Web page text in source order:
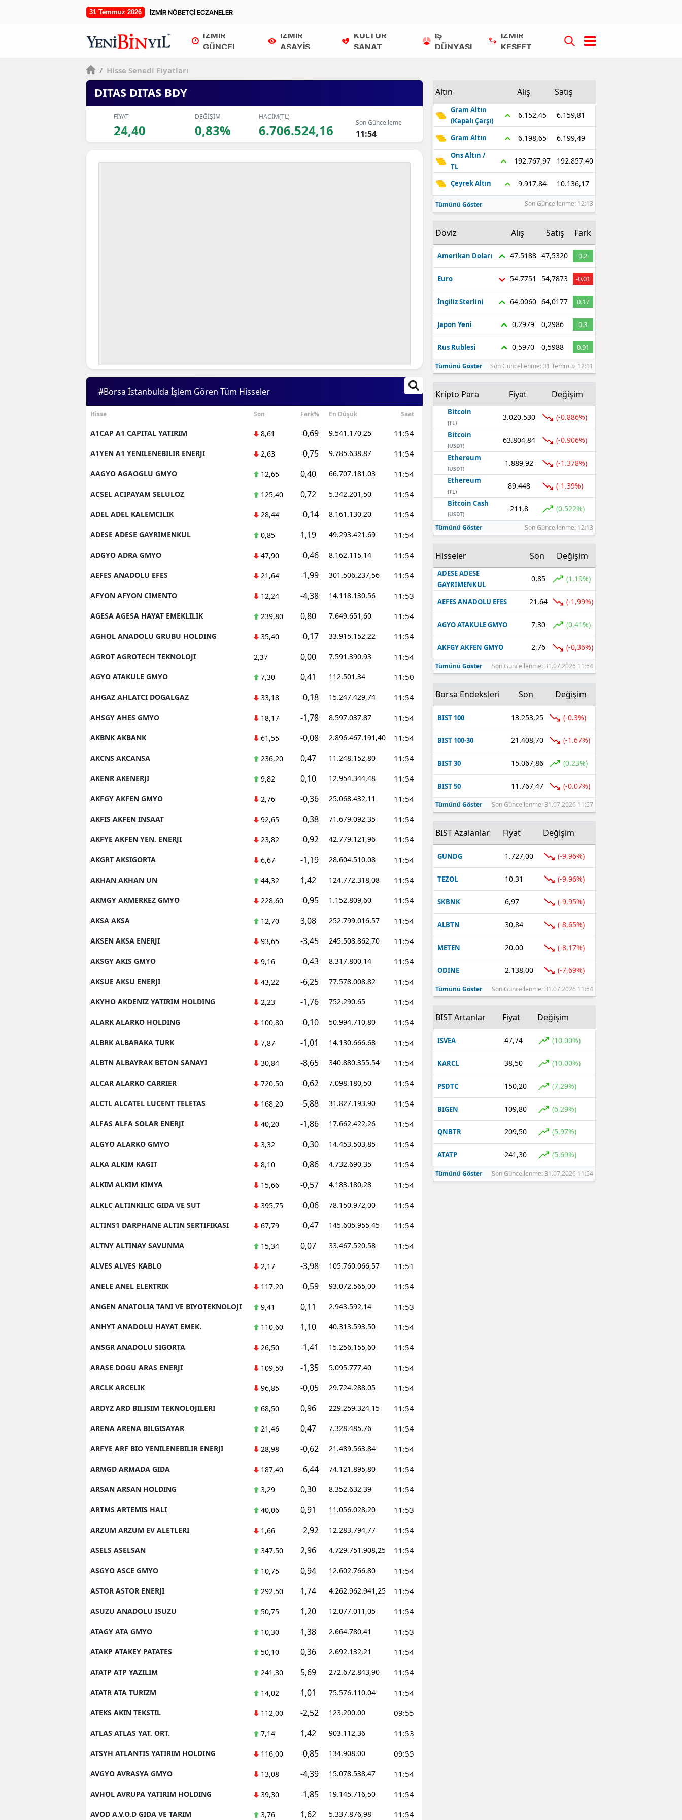
31 Temmuz 2026 İZMİR NÖBETÇİ ECZANELER
İZMİR
GÜNCEL
İZMİR
ASAYİŞ
KÜLTÜR
SANAT
İŞ
DÜNYASI
İZMİR
KEŞFET
/ Hisse Senedi Fiyatları
DITAS DITAS BDY
FİYAT
24,40
DEĞİŞİM
0,83%
HACİM(TL)
6.706.524,16 Son Güncelleme
11:54
#Borsa İstanbulda İşlem Gören Tüm Hisseler
Hisse Son Fark% En Düşük Saat
A1CAP A1 CAPITAL YATIRIM 8,61 -0,69 9.541.170,25 11:54
A1YEN A1 YENILENEBILIR ENERJI 2,63 -0,75 9.785.638,87 11:54
AAGYO AGAOGLU GMYO 12,65 0,40 66.707.181,03 11:54
ACSEL ACIPAYAM SELULOZ 125,40 0,72 5.342.201,50 11:54
ADEL ADEL KALEMCILIK 28,44 -0,14 8.161.130,20 11:54
ADESE ADESE GAYRIMENKUL 0,85 1,19 49.293.421,69 11:54
ADGYO ADRA GMYO 47,90 -0,46 8.162.115,14 11:54
AEFES ANADOLU EFES 21,64 -1,99 301.506.237,56 11:54
AFYON AFYON CIMENTO 12,24 -4,38 14.118.130,56 11:53
AGESA AGESA HAYAT EMEKLILIK 239,80 0,80 7.649.651,60 11:54
AGHOL ANADOLU GRUBU HOLDING 35,40 -0,17 33.915.152,22 11:54
AGROT AGROTECH TEKNOLOJI 2,37 0,00 7.591.390,93 11:54
AGYO ATAKULE GMYO 7,30 0,41 112.501,34 11:50
AHGAZ AHLATCI DOGALGAZ 33,18 -0,18 15.247.429,74 11:54
AHSGY AHES GMYO 18,17 -1,78 8.597.037,87 11:54
AKBNK AKBANK 61,55 -0,08 2.896.467.191,40 11:54
AKCNS AKCANSA 236,20 0,47 11.248.152,80 11:54
AKENR AKENERJI 9,82 0,10 12.954.344,48 11:54
AKFGY AKFEN GMYO 2,76 -0,36 25.068.432,11 11:54
AKFIS AKFEN INSAAT 92,65 -0,38 71.679.092,35 11:54
AKFYE AKFEN YEN. ENERJI 23,82 -0,92 42.779.121,96 11:54
AKGRT AKSIGORTA 6,67 -1,19 28.604.510,08 11:54
AKHAN AKHAN UN 44,32 1,42 124.772.318,08 11:54
AKMGY AKMERKEZ GMYO 228,60 -0,95 1.152.809,60 11:54
AKSA AKSA 12,70 3,08 252.799.016,57 11:54
AKSEN AKSA ENERJI 93,65 -3,45 245.508.862,70 11:54
AKSGY AKIS GMYO 9,16 -0,43 8.317.800,14 11:54
AKSUE AKSU ENERJI 43,22 -6,25 77.578.008,82 11:54
AKYHO AKDENIZ YATIRIM HOLDING 2,23 -1,76 752.290,65 11:54
ALARK ALARKO HOLDING 100,80 -0,10 50.994.710,80 11:54
ALBRK ALBARAKA TURK 7,87 -1,01 14.130.666,68 11:54
ALBTN ALBAYRAK BETON SANAYI 30,84 -8,65 340.880.355,54 11:54
ALCAR ALARKO CARRIER 720,50 -0,62 7.098.180,50 11:54
ALCTL ALCATEL LUCENT TELETAS 168,20 -5,88 31.827.193,90 11:54
ALFAS ALFA SOLAR ENERJI 40,20 -1,86 17.662.422,26 11:54
ALGYO ALARKO GMYO 3,32 -0,30 14.453.503,85 11:54
ALKA ALKIM KAGIT 8,10 -0,86 4.732.690,35 11:54
ALKIM ALKIM KIMYA 15,66 -0,57 4.183.180,28 11:54
ALKLC ALTINKILIC GIDA VE SUT 395,75 -0,06 78.150.972,00 11:54
ALTINS1 DARPHANE ALTIN SERTIFIKASI 67,79 -0,47 145.605.955,45 11:54
ALTNY ALTINAY SAVUNMA 15,34 0,07 33.467.520,58 11:54
ALVES ALVES KABLO 2,17 -3,98 105.760.066,57 11:51
ANELE ANEL ELEKTRIK 117,20 -0,59 93.072.565,00 11:54
ANGEN ANATOLIA TANI VE BIYOTEKNOLOJI 9,41 0,11 2.943.592,14 11:53
ANHYT ANADOLU HAYAT EMEK. 110,60 1,10 40.313.593,50 11:54
ANSGR ANADOLU SIGORTA 26,50 -1,41 15.256.155,60 11:54
ARASE DOGU ARAS ENERJI 109,50 -1,35 5.095.777,40 11:54
ARCLK ARCELIK 96,85 -0,05 29.724.288,05 11:54
ARDYZ ARD BILISIM TEKNOLOJILERI 68,50 0,96 229.259.324,15 11:54
ARENA ARENA BILGISAYAR 21,46 0,47 7.328.485,76 11:54
ARFYE ARF BIO YENILENEBILIR ENERJI 28,98 -0,62 21.489.563,84 11:54
ARMGD ARMADA GIDA 187,40 -6,44 74.121.895,80 11:54
ARSAN ARSAN HOLDING 3,29 0,30 8.352.632,39 11:54
ARTMS ARTEMIS HALI 40,06 0,91 11.056.028,20 11:53
ARZUM ARZUM EV ALETLERI 1,66 -2,92 12.283.794,77 11:54
ASELS ASELSAN 347,50 2,96 4.729.751.908,25 11:54
ASGYO ASCE GMYO 10,75 0,94 12.602.766,80 11:54
ASTOR ASTOR ENERJI 292,50 1,74 4.262.962.941,25 11:54
ASUZU ANADOLU ISUZU 50,75 1,20 12.077.011,05 11:54
ATAGY ATA GMYO 10,30 1,38 2.664.780,41 11:53
ATAKP ATAKEY PATATES 50,10 0,36 2.692.132,21 11:54
ATATP ATP YAZILIM 241,30 5,69 272.672.843,90 11:54
ATATR ATA TURIZM 14,02 1,01 75.576.110,04 11:54
ATEKS AKIN TEKSTIL 112,00 -2,52 123.200,00 09:55
ATLAS ATLAS YAT. ORT. 7,14 1,42 903.112,36 11:53
ATSYH ATLANTIS YATIRIM HOLDING 116,00 -0,85 134.908,00 09:55
AVGYO AVRASYA GMYO 13,08 -4,39 15.078.538,47 11:54
AVHOL AVRUPA YATIRIM HOLDING 39,30 -1,85 19.145.716,50 11:54
AVOD A.V.O.D GIDA VE TARIM 3,76 1,62 5.337.876,98 11:54
Altın Alış Satış
Gram Altın
(Kapalı Çarşı)
6.152,45 6.159,81
Gram Altın 6.198,65 6.199,49
Ons Altın /
TL
192.767,97 192.857,40
Çeyrek Altın 9.917,84 10.136,17
Tümünü Göster Son Güncellenme: 12:13
Döviz Alış Satış Fark
Amerikan Doları 47,5188 47,5320 0.2
Euro 54,7751 54,7873 -0.01
İngiliz Sterlini 64,0060 64,0177 0.17
Japon Yeni 0,2979 0,2986 0.3
Rus Rublesi 0,5970 0,5988 0.91
Tümünü Göster Son Güncellenme: 31 Temmuz 12:11
Kripto Para Fiyat Değişim
Bitcoin
(TL)
3.020.530 (-0.886%)
Bitcoin
(USDT)
63.804,84 (-0.906%)
Ethereum
(USDT)
1.889,92 (-1.378%)
Ethereum
(TL)
89.448 (-1.39%)
Bitcoin Cash
(USDT)
211,8 (0.522%)
Tümünü Göster Son Güncellenme: 12:13
Hisseler Son Değişim
ADESE ADESE
GAYRIMENKUL
0,85 (1,19%)
AEFES ANADOLU EFES 21,64 (-1,99%)
AGYO ATAKULE GMYO 7,30 (0,41%)
AKFGY AKFEN GMYO 2,76 (-0,36%)
Tümünü Göster Son Güncellenme: 31.07.2026 11:54
Borsa Endeksleri Son Değişim
BIST 100 13.253,25 (-0.3%)
BIST 100-30 21.408,70 (-1.67%)
BIST 30 15.067,86 (0.23%)
BIST 50 11.767,47 (-0.07%)
Tümünü Göster Son Güncellenme: 31.07.2026 11:57
BIST Azalanlar Fiyat Değişim
GUNDG 1.727,00 (-9,96%)
TEZOL 10,31 (-9,96%)
SKBNK 6,97 (-9,95%)
ALBTN 30,84 (-8,65%)
METEN 20,00 (-8,17%)
ODINE 2.138,00 (-7,69%)
Tümünü Göster Son Güncellenme: 31.07.2026 11:54
BIST Artanlar Fiyat Değişim
ISVEA 47,74 (10,00%)
KARCL 38,50 (10,00%)
PSDTC 150,20 (7,29%)
BIGEN 109,80 (6,29%)
QNBTR 209,50 (5,97%)
ATATP 241,30 (5,69%)
Tümünü Göster Son Güncellenme: 31.07.2026 11:54